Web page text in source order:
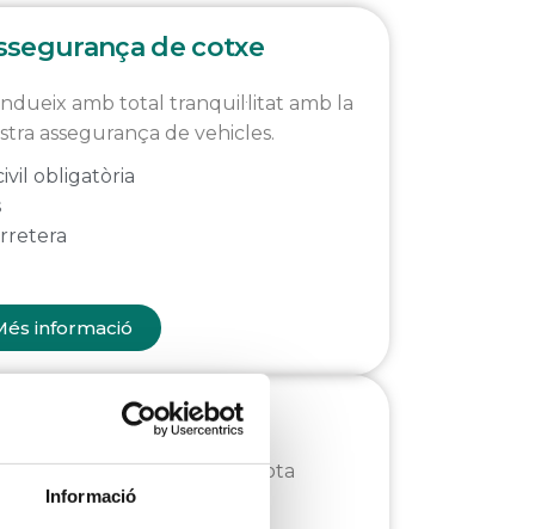
Informació
de cotxe
amb total tranquil·litat amb la
assegurança de vehicles.
obligatòria
informació
de viatges
res millor que viatjar amb tota